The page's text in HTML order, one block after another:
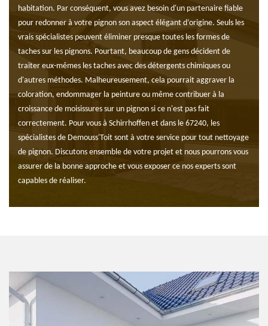
habitation. Par conséquent, vous avez besoin d'un partenaire fiable
pour redonner à votre pignon son aspect élégant d’origine. Seuls les
vrais spécialistes peuvent éliminer presque toutes les formes de
taches sur les pignons. Pourtant, beaucoup de gens décident de
traiter eux-mêmes les taches avec des détergents chimiques ou
d'autres méthodes. Malheureusement, cela pourrait aggraver la
coloration, endommager la peinture ou même contribuer à la
croissance de moisissures sur un pignon si ce n'est pas fait
correctement. Pour vous à Schirrhoffen et dans le 67240, les
spécialistes de Demouss'Toit sont à votre service pour tout nettoyage
de pignon. Discutons ensemble de votre projet et nous pourrons vous
assurer de la bonne approche et vous exposer ce nos experts sont
capables de réaliser.